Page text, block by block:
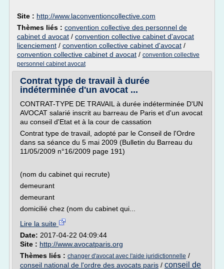
Site : http://www.laconventioncollective.com
Thèmes liés : convention collective des personnel de
cabinet d avocat / convention collective cabinet d'avocat
licenciement / convention collective cabinet d'avocat /
convention collective cabinet d avocat / convention collective
personnel cabinet avocat
Contrat type de travail à durée
indéterminée d'un avocat ...
CONTRAT-TYPE DE TRAVAIL à durée indéterminée D'UN
AVOCAT salarié inscrit au barreau de Paris et d'un avocat
au conseil d'Etat et à la cour de cassation
Contrat type de travail, adopté par le Conseil de l'Ordre
dans sa séance du 5 mai 2009 (Bulletin du Barreau du
11/05/2009 n°16/2009 page 191)
(nom du cabinet qui recrute)
demeurant
demeurant
domicilié chez (nom du cabinet qui...
Lire la suite
Date: 2017-04-22 04:09:44
Site : http://www.avocatparis.org
Thèmes liés : changer d'avocat avec l'aide juridictionnelle /
conseil national de l'ordre des avocats paris / conseil de